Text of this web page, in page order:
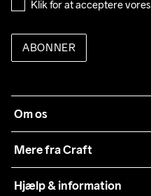
Klik for at acceptere vores
ABONNER
Om os
Mere fra Craft
Hjælp & information